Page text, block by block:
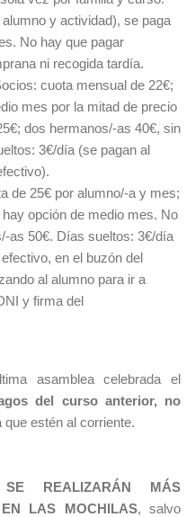
y actividad), se paga
No hay que pagar
ni recogida tardía.
cuota mensual de 22€;
mes por la mitad de precio
dos hermanos/-as 40€, sin
3€/día (se pagan al
de 25€ por alumno/-a y mes;
opción de medio mes. No
as 50€. Días sueltos: 3€/día
en el buzón del
al alumno para ir a
y firma del
asamblea celebrada el
del curso anterior, no
que estén al corriente.
REALIZARÁN MÁS
LAS MOCHILAS, salvo